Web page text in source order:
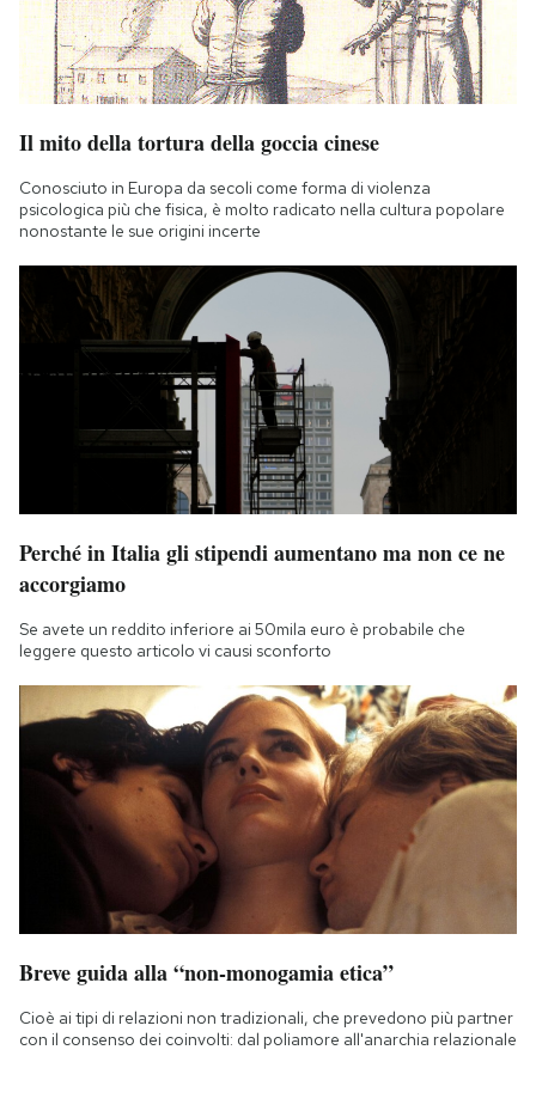
AREA PERSONALE
Area Personale
Notifiche mobile
Regala il Post
Hai bisogno di aiuto?
Esci
Il mito della tortura della goccia cinese
Conosciuto in Europa da secoli come forma di violenza
psicologica più che fisica, è molto radicato nella cultura popolare
nonostante le sue origini incerte
Perché in Italia gli stipendi aumentano ma non ce ne
accorgiamo
Se avete un reddito inferiore ai 50mila euro è probabile che
leggere questo articolo vi causi sconforto
Breve guida alla “non-monogamia etica”
Cioè ai tipi di relazioni non tradizionali, che prevedono più partner
con il consenso dei coinvolti: dal poliamore all'anarchia relazionale